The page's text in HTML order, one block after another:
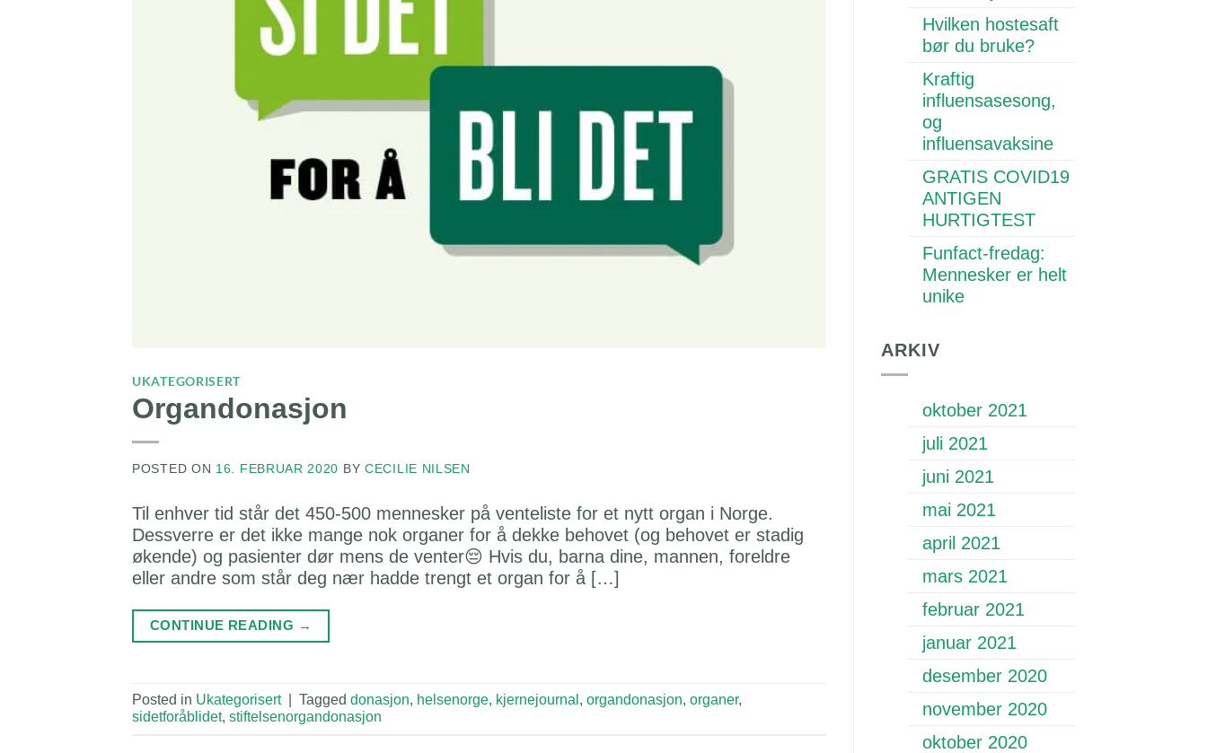
UKATEGORISERT
Organdonasjon
POSTED ON 16. FEBRUAR 2020 BYCECILIE NILSEN
Til enhver tid står det 450-500 mennesker på venteliste for et nytt organ i Norge.
Dessverre er det ikke mange nok organer for å dekke behovet (og behovet er stadig
økende) og pasienter dør mens de venter😔 Hvis du, barna dine, mannen, foreldre
eller andre som står deg nær hadde trengt et organ for å […]
CONTINUE READING →
Posted in Ukategorisert Tagged donasjon, helsenorge, kjernejournal , organdonasjon, organer,
sidetforåblidet, stiftelsenorgandonasjon
Hvilken hostesaft
bør du bruke?
Kraftig
influensasesong,
og
influensavaksine
GRATIS COVID19
ANTIGEN
HURTIGTEST
Funfact-fredag:
Mennesker er helt
unike
ARKIV
oktober 2021
juli 2021
juni 2021
mai 2021
april 2021
mars 2021
februar 2021
januar 2021
desember 2020
november 2020
oktober 2020